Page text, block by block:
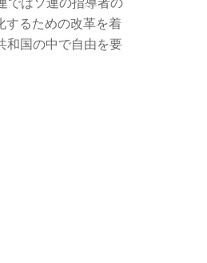
するための改革を着
和国の中で自由を要